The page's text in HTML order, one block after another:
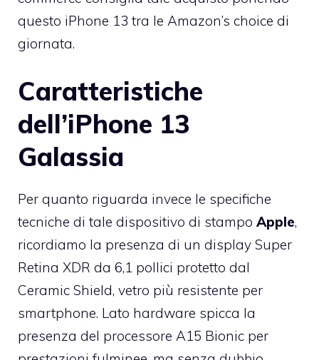
questo iPhone 13 tra le Amazon’s choice di
giornata.
Caratteristiche
dell’iPhone 13
Galassia
Per quanto riguarda invece le specifiche
tecniche di tale dispositivo di stampo Apple,
ricordiamo la presenza di un display Super
Retina XDR da 6,1 pollici protetto dal
Ceramic Shield, vetro più resistente per
smartphone. Lato hardware spicca la
presenza del processore A15 Bionic per